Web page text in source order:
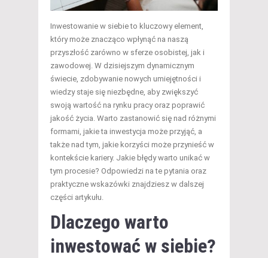
Inwestowanie w siebie to kluczowy element,
który może znacząco wpłynąć na naszą
przyszłość zarówno w sferze osobistej, jak i
zawodowej. W dzisiejszym dynamicznym
świecie, zdobywanie nowych umiejętności i
wiedzy staje się niezbędne, aby zwiększyć
swoją wartość na rynku pracy oraz poprawić
jakość życia. Warto zastanowić się nad różnymi
formami, jakie ta inwestycja może przyjąć, a
także nad tym, jakie korzyści może przynieść w
kontekście kariery. Jakie błędy warto unikać w
tym procesie? Odpowiedzi na te pytania oraz
praktyczne wskazówki znajdziesz w dalszej
części artykułu.
Dlaczego warto
inwestować w siebie?